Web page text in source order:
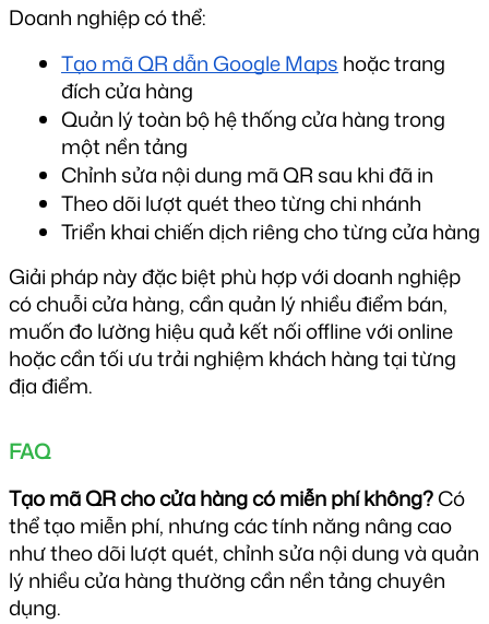
Doanh nghiệp có thể:
Tạo mã QR dẫn Google Maps hoặc trang
đích cửa hàng
Quản lý toàn bộ hệ thống cửa hàng trong
một nền tảng
Chỉnh sửa nội dung mã QR sau khi đã in
Theo dõi lượt quét theo từng chi nhánh
Triển khai chiến dịch riêng cho từng cửa hàng
Giải pháp này đặc biệt phù hợp với doanh nghiệp
có chuỗi cửa hàng, cần quản lý nhiều điểm bán,
muốn đo lường hiệu quả kết nối offline với online
hoặc cần tối ưu trải nghiệm khách hàng tại từng
địa điểm.
FAQ
Tạo mã QR cho cửa hàng có miễn phí không? Có
thể tạo miễn phí, nhưng các tính năng nâng cao
như theo dõi lượt quét, chỉnh sửa nội dung và quản
lý nhiều cửa hàng thường cần nền tảng chuyên
dụng.